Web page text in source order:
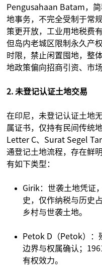
Pengusahaan Batam，简
地事务，不完全受制于常
策更开放，工业用地税费
但岛内老城区限制永久产
时限，禁止闲置囤地，整
地政策偏向招商引资、市
2. 未登记认证土地交易
在印尼，未登记认证土地
属证书，仅持有民间传统
Letter C、Surat Segel
通登记土地流程，存在鲜
有如下类型：
Girik：世袭土地凭证
史，仅作纳税与历史
乡村与世袭土地。
Petok D（Petok）：
边界与权属确认；
有权效力。